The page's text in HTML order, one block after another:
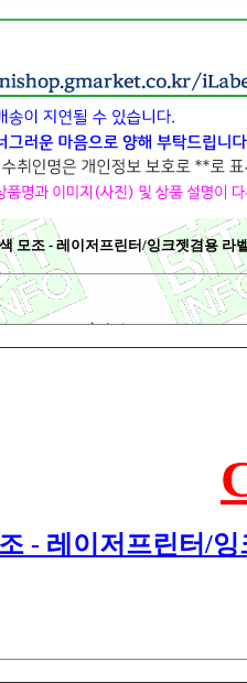
모조 - 레이저프린터/잉크젯겸용
- 레이저프린터/